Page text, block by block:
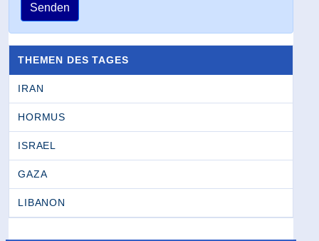
Senden
THEMEN DES TAGES
IRAN
HORMUS
ISRAEL
GAZA
LIBANON